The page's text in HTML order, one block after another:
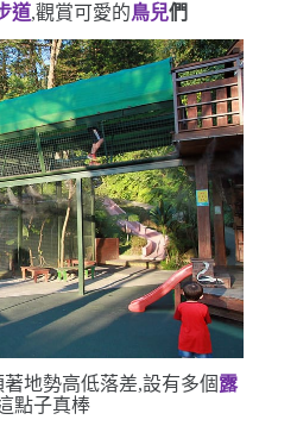
道,觀賞可愛的鳥兒們
著地勢高低落差,設有多個露
點子真棒